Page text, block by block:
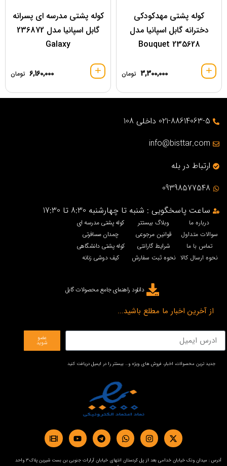
کوله پشتی مهدکودکی
دخترانه گابل اسپانیا مدل
Bouquet 235628
3,300,000 تومان
کوله پشتی مدرسه ای پسرانه
گابل اسپانیا مدل 236872
Galaxy
6,160,000 تومان
021-88614063-5 داخلی 108
info@bisttar.com
ارتباط در بله
09398577548
ساعت پاسخگویی : شنبه تا چهارشنبه 8:30 تا 17:30
درباره ما
سوالات متداول
تماس با ما
نحوه ارسال کالا
وبلاگ بیستتر
قوانین مرجوعی
شرایط گارانتی
نحوه ثبت سفارش
کوله پشتی مدرسه ای
چمدان مسافرتی
کوله پشتی دانشگاهی
کیف دوشی زنانه
دانلود راهنمای جامع محصولات گابل
از آخرین اخبار ما مطلع باشید...
عضو
شوید
جدید ترین محصولات، اخبار، فروش های ویژه و… بیستتر را در ایمیل دریافت کنید
آدرس : میدان ونک خیابان خدامی بعد از پل کردستان انتهای خیابان آرارات جنوبی بن بست شیرین پلاک3 واحد